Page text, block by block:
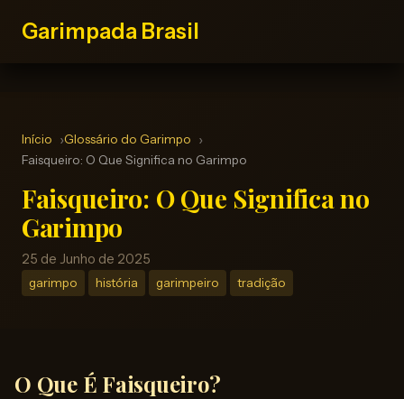
Garimpada Brasil
Início
Glossário do Garimpo
Faisqueiro: O Que Significa no Garimpo
Faisqueiro: O Que Significa no
Garimpo
25 de Junho de 2025
garimpo história garimpeiro tradição
O Que É Faisqueiro?